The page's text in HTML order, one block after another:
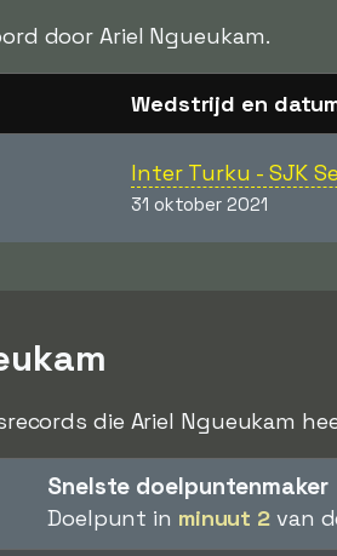
door Ariel Ngueukam.
Wedstrijd en
Inter Turku - SJK
31 oktober 2021
die Ariel Ngueukam
Snelste doelpuntenmaker
Doelpunt in minuut 2 van